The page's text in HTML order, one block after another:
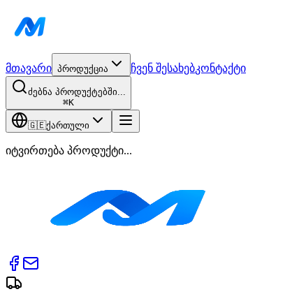
მთავარი პროდუქცია ჩვენ შესახებკონტაქტი
ძებნა პროდუქტებში...
⌘K
🇬🇪ქართული
იტვირთება პროდუქტი...